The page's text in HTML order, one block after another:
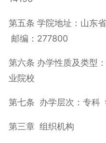
第五条 学院地址：山东
邮编：277800
第六条 办学性质及类型
业院校
第七条 办学层次：专科
第三章 组织机构